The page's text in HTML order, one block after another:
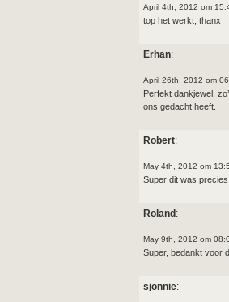
April 4th, 2012 om
top het werkt, thanx
Erhan:
April 26th, 2012 om
Perfekt dankjewel,
ons gedacht heeft.
Robert:
May 4th, 2012 om
Super dit was
Roland :
May 9th, 2012 om
Super, bedankt voor
sjonnie: